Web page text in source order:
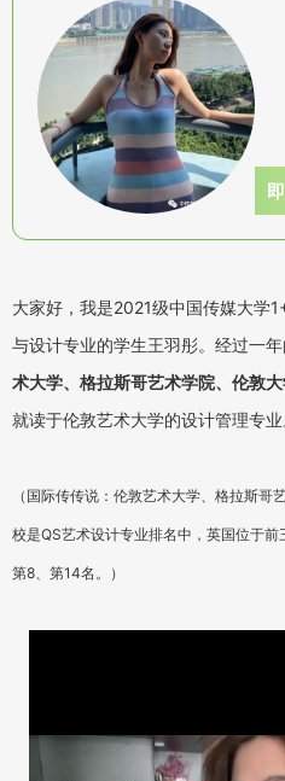
大家好，我是2021级中国传媒大学
与设计专业的学生王羽彤。 经过一
术大学、格拉斯哥艺术学院、伦敦
就读于伦敦艺术大学的设计管理专业
（国际传传说：伦敦艺术大学、格拉斯
校是QS艺术设计专业排名中，英国位于前
第8、第14名。）